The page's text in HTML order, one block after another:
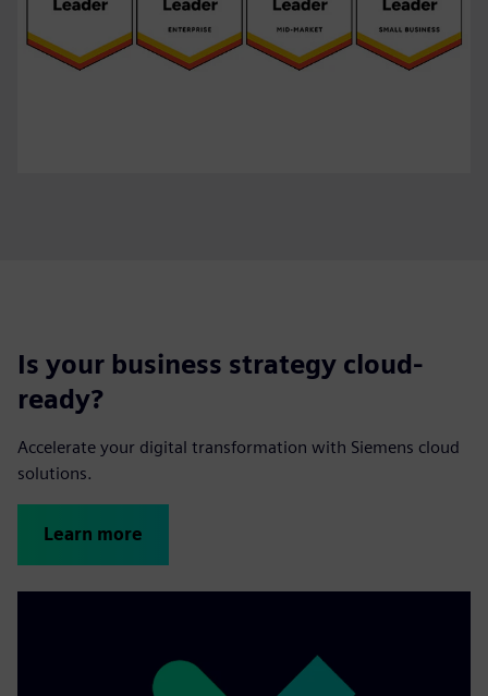
Is your business strategy cloud-
ready?
Accelerate your digital transformation with Siemens cloud
solutions.
Learn more